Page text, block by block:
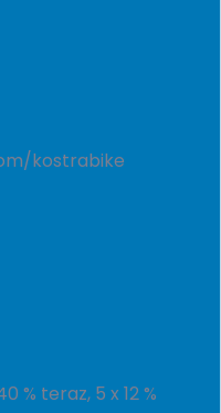
kostrabike
% teraz, 5 x 12 %